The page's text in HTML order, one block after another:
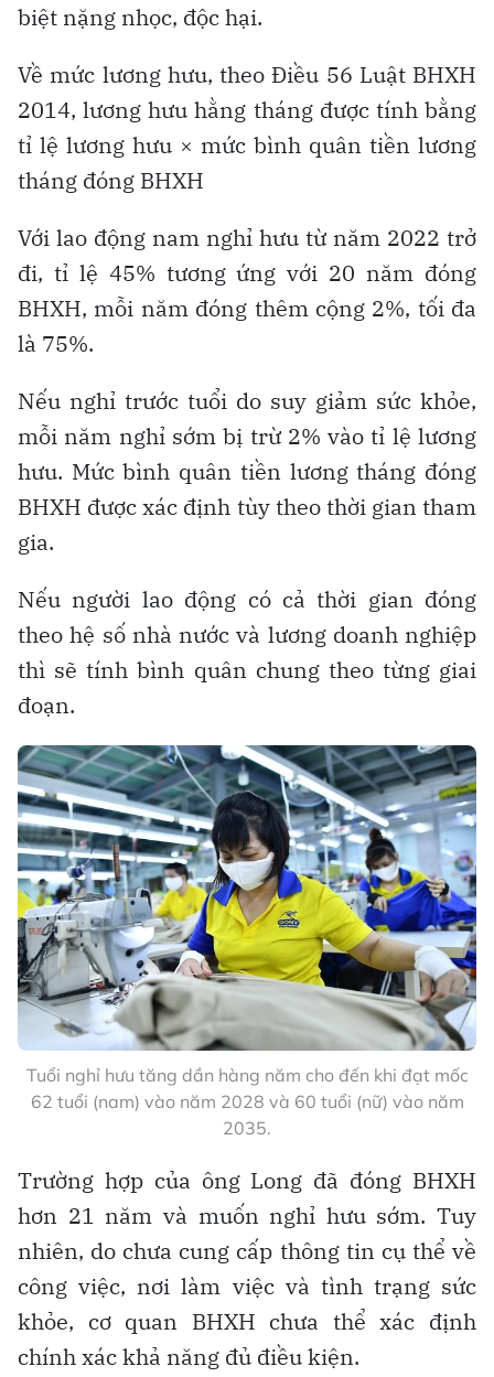
biệt nặng nhọc, độc hại.
Về mức lương hưu, theo Điều 56 Luật BHXH
2014, lương hưu hằng tháng được tính bằng
tỉ lệ lương hưu × mức bình quân tiền lương
tháng đóng BHXH
Với lao động nam nghỉ hưu từ năm 2022 trở
đi, tỉ lệ 45% tương ứng với 20 năm đóng
BHXH, mỗi năm đóng thêm cộng 2%, tối đa
là 75%.
Nếu nghỉ trước tuổi do suy giảm sức khỏe,
mỗi năm nghỉ sớm bị trừ 2% vào tỉ lệ lương
hưu. Mức bình quân tiền lương tháng đóng
BHXH được xác định tùy theo thời gian tham
gia.
Nếu người lao động có cả thời gian đóng
theo hệ số nhà nước và lương doanh nghiệp
thì sẽ tính bình quân chung theo từng giai
đoạn.
Tuổi nghỉ hưu tăng dần hàng năm cho đến khi đạt mốc
62 tuổi (nam) vào năm 2028 và 60 tuổi (nữ) vào năm
2035.
Trường hợp của ông Long đã đóng BHXH
hơn 21 năm và muốn nghỉ hưu sớm. Tuy
nhiên, do chưa cung cấp thông tin cụ thể về
công việc, nơi làm việc và tình trạng sức
khỏe, cơ quan BHXH chưa thể xác định
chính xác khả năng đủ điều kiện.